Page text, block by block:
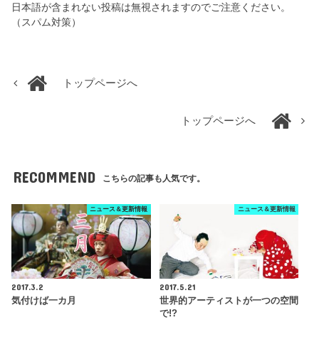
日本語が含まれない投稿は無視されますのでご注意ください。
（スパム対策）
トップページへ
トップページへ
RECOMMEND こちらの記事も人気です。
ニュース＆更新情報
2017.3.2
気付けば一カ月
ニュース＆更新情報
2017.5.21
世界的アーティストが一つの空間
で!?